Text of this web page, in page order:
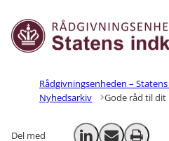
Gå til forsiden
Rådgivningsenheden –
Nyhedsarkiv
Gode råd til
Del med